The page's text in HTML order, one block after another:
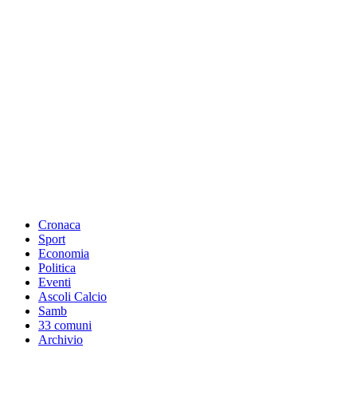
Cronaca
Sport
Economia
Politica
Eventi
Ascoli Calcio
Samb
33 comuni
Archivio